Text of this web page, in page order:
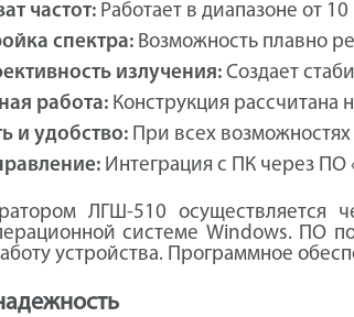
частот: Работает в диапазоне от
спектра: Возможность плавно
излучения: Создает
работа: Конструкция
и удобство: При всех
Интеграция с ПК через ПО
ЛГШ-510 осуществляется
системе Windows. ПО
устройства. Программное